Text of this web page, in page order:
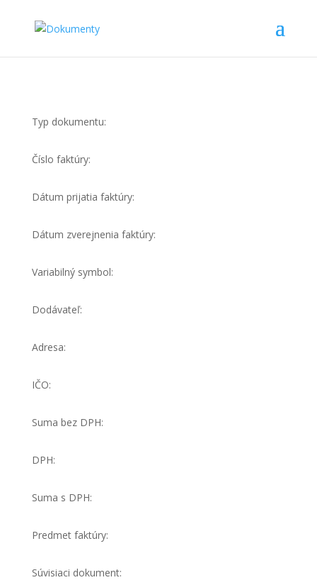
Typ dokumentu:
Číslo faktúry:
Dátum prijatia faktúry:
Dátum zverejnenia faktúry:
Variabilný symbol:
Dodávateľ:
Adresa:
IČO:
Suma bez DPH:
DPH:
Suma s DPH:
Predmet faktúry:
Súvisiaci dokument: